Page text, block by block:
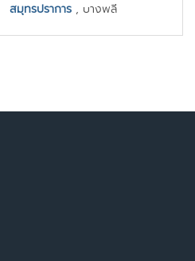
สมุทรปราการ , บางพลี